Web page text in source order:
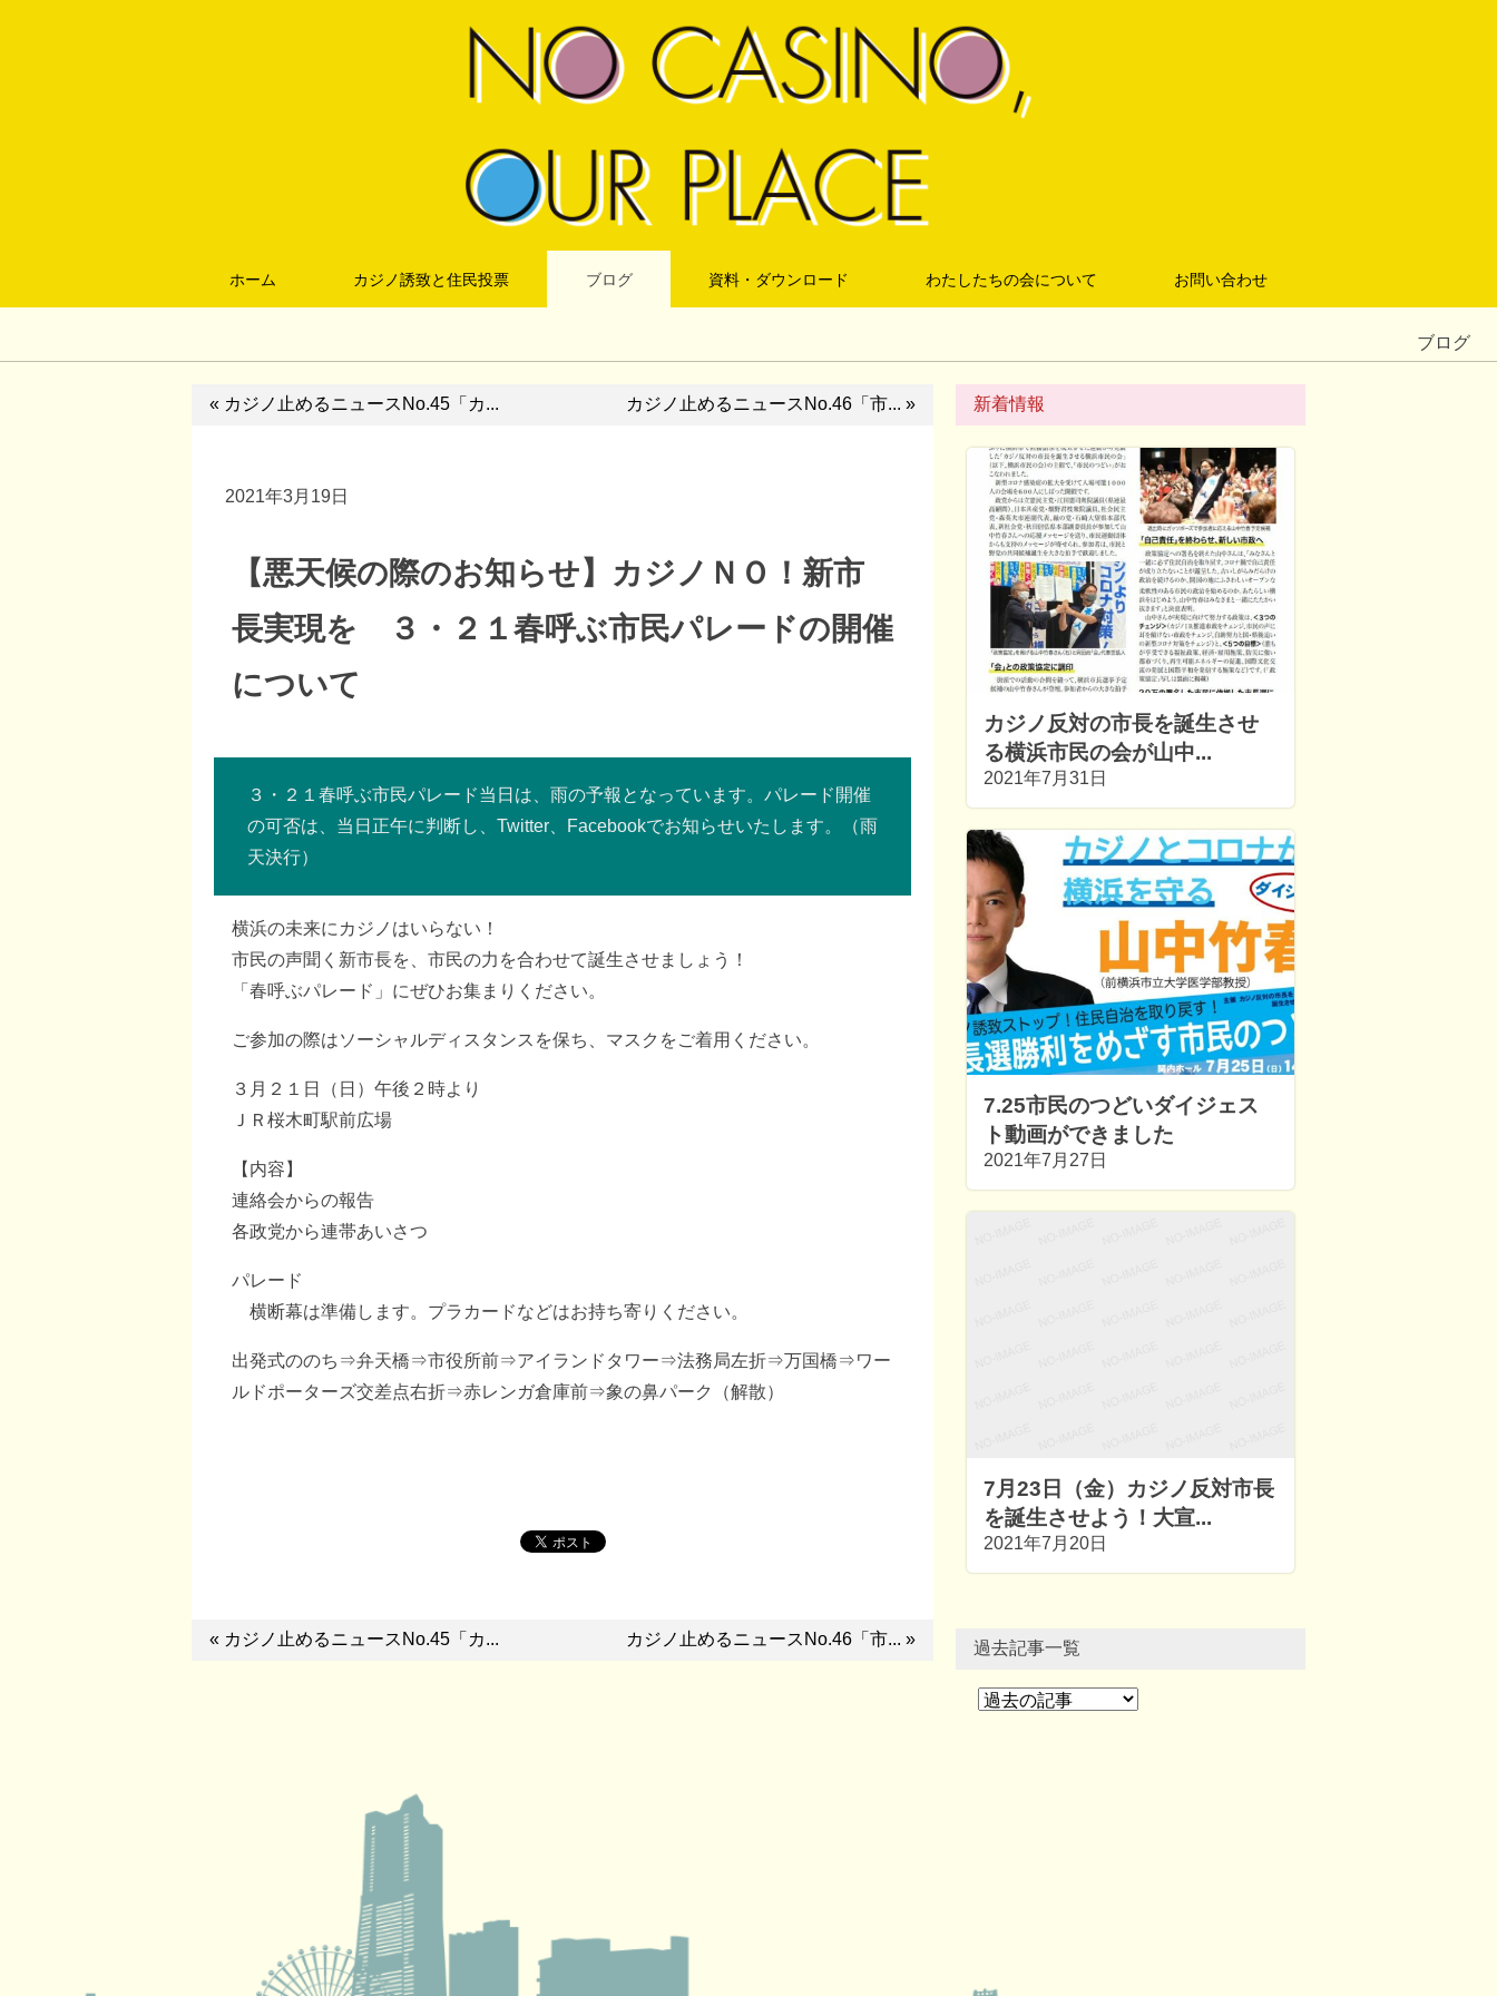
ホーム カジノ誘致と住民投票 ブログ 資料・ダウンロード わたしたちの会について お問い合わせ
ブログ
« カジノ止めるニュースNo.45「カ... カジノ止めるニュースNo.46「市... »
2021年3月19日
【悪天候の際のお知らせ】カジノＮＯ！新市
長実現を ３・２１春呼ぶ市民パレードの開催
について
３・２１春呼ぶ市民パレード当日は、雨の予報となっています。パレード開催
の可否は、当日正午に判断し、Twitter、Facebookでお知らせいたします。（雨
天決行）
横浜の未来にカジノはいらない！
市民の声聞く新市長を、市民の力を合わせて誕生させましょう！
「春呼ぶパレード」にぜひお集まりください。
ご参加の際はソーシャルディスタンスを保ち、マスクをご着用ください。
３月２１日（日）午後２時より
ＪＲ桜木町駅前広場
【内容】
連絡会からの報告
各政党から連帯あいさつ
パレード
横断幕は準備します。プラカードなどはお持ち寄りください。
出発式ののち⇒弁天橋⇒市役所前⇒アイランドタワー⇒法務局左折⇒万国橋⇒ワー
ルドポーターズ交差点右折⇒赤レンガ倉庫前⇒象の鼻パーク（解散）
« カジノ止めるニュースNo.45「カ... カジノ止めるニュースNo.46「市... »
新着情報
カジノ反対の市長を誕生させ
る横浜市民の会が山中...
2021年7月31日
7.25市民のつどいダイジェス
ト動画ができました
2021年7月27日
7月23日（金）カジノ反対市長
を誕生させよう！大宣...
2021年7月20日
過去記事一覧